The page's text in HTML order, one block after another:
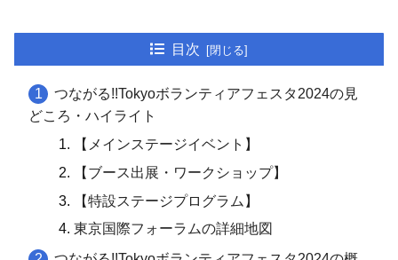
目次
つながる!!Tokyoボランティアフェスタ2024の見
どころ・ハイライト
【メインステージイベント】
【ブース出展・ワークショップ】
【特設ステージプログラム】
東京国際フォーラムの詳細地図